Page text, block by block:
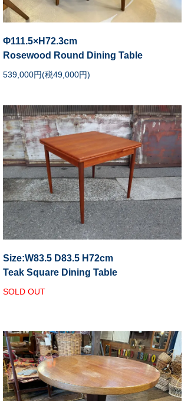
Φ111.5×H72.3cm
Rosewood Round Dining Table
539,000円(税49,000円)
Size:W83.5 D83.5 H72cm
Teak Square Dining Table
SOLD OUT